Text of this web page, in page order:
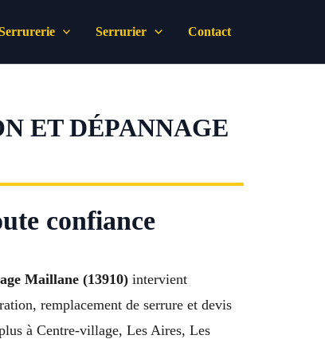
Serrurier Contact
ET DÉPANNAGE
confiance
Maillane (13910) intervient
remplacement de serrure et devis
à Centre-village, Les Aires, Les